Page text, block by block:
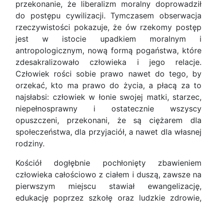
przekonanie, że liberalizm moralny doprowadził
do postępu cywilizacji. Tymczasem obserwacja
rzeczywistości pokazuje, że ów rzekomy postęp
jest w istocie upadkiem moralnym i
antropologicznym, nową formą pogaństwa, które
zdesakralizowało człowieka i jego relacje.
Człowiek rości sobie prawo nawet do tego, by
orzekać, kto ma prawo do życia, a płacą za to
najsłabsi: człowiek w łonie swojej matki, starzec,
niepełnosprawny i ostatecznie wszyscy
opuszczeni, przekonani, że są ciężarem dla
społeczeństwa, dla przyjaciół, a nawet dla własnej
rodziny.
Kościół dogłębnie pochłonięty zbawieniem
człowieka całościowo z ciałem i duszą, zawsze na
pierwszym miejscu stawiał ewangelizację,
edukację poprzez szkołę oraz ludzkie zdrowie,